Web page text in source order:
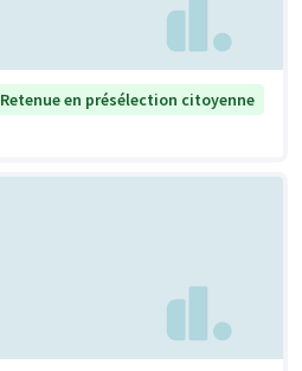
Retenue en présélection citoyenne